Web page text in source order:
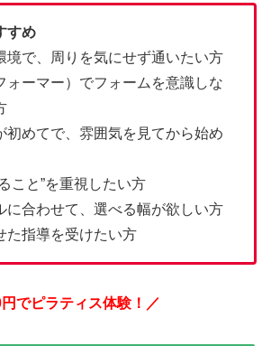
すめ
境で、周りを気にせず通いたい方
ォーマー）でフォームを意識しな
初めてで、雰囲気を見てから始め
こと”を重視したい方
に合わせて、選べる幅が欲しい方
た指導を受けたい方
円でピラティス体験！／